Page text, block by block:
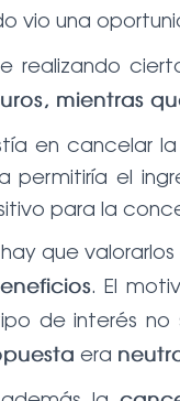
vio una
realizando
mientras
en cancelar
permitiría el
para la
que
. El
de interés
era